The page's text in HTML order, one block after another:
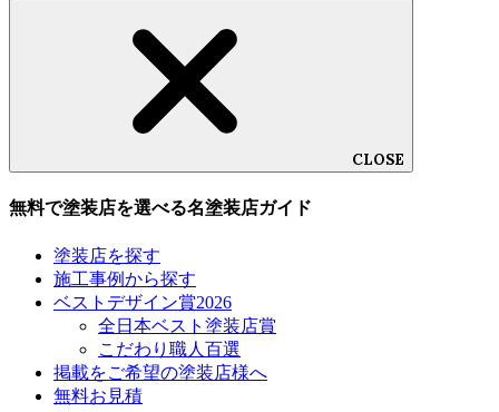
④メンテナンス、重要なお知らせなど必要に応じたご連絡のため
⑤利用規約に違反したユーザーや不正・不当な目的でサービスを利
用しようとするユーザーの特定をし、ご利用をお断りするため
⑥ユーザーにご自身の登録情報の閲覧や変更、削除、ご利用状況の
閲覧を行っていただくため
⑦有料サービスにおいて、ユーザーに利用料金を請求するため
➀当サイトでは、利用目的が変更前と関連性を有すると合理的に認
②利用目的の変更を行った場合には、変更後の目的について、所定
の方法により、ユーザーに通知し、または本ウェブサイト上に公表
するものとします。
個人情報の管理
当サイトでは、個人情報の紛失・破損・漏えい・改ざんを防止する
ために、適切なセキュリティを施した環境で個人情報を厳重に管理
いたします。
CLOSE
無料で塗装店を選べる名塗装店ガイド
塗装店を探す
施工事例から探す
ベストデザイン賞2026
全日本ベスト塗装店賞
こだわり職人百選
掲載をご希望の塗装店様へ
無料お見積